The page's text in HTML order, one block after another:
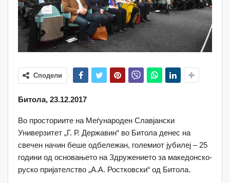
Сподели
Битола, 23.12.2017
Во просториите на Меѓународен Славјански
Универзитет „Г. Р. Державин“ во Битола денес на
свечен начин беше одбележан, големиот јубилеј – 25
години од основањето на Здружението за македонско-
руско пријателство „А.А. Ростковски“ од Битола.